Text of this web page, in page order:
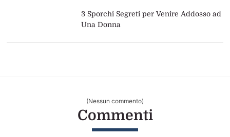
3 Sporchi Segreti per Venire Addosso ad
Una Donna
Commenti
(Nessun commento)